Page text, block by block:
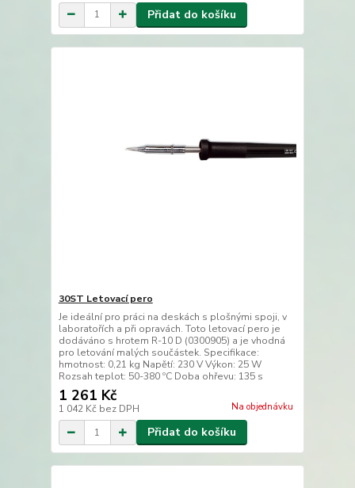
Přidat do košíku
30ST Letovací pero
Je ideální pro práci na deskách s plošnými spoji, v
laboratořích a při opravách. Toto letovací pero je
dodáváno s hrotem R-10 D (0300905) a je vhodná
pro letování malých součástek. Specifikace:
hmotnost: 0,21 kg Napětí: 230 V Výkon: 25 W
Rozsah teplot: 50-380 ºC Doba ohřevu: 135 s
1 261 Kč
1 042 Kč bez DPH Na objednávku
Přidat do košíku